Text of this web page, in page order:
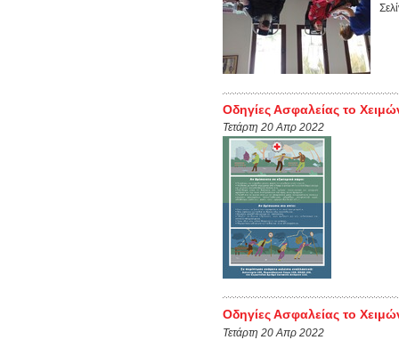
Οδηγίες Ασφαλείας το
Τετάρτη 20 Απρ 2022
Οδηγίες Ασφαλείας το
Τετάρτη 20 Απρ 2022